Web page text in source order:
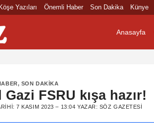
Köşe Yazıları Önemli Haber Son Dakika Künye
Anasayfa
, SON DAKIKA
FSRU kışa hazır!
7 KASIM 2023 – 13:04 YAZAR: SÖZ GAZETESI